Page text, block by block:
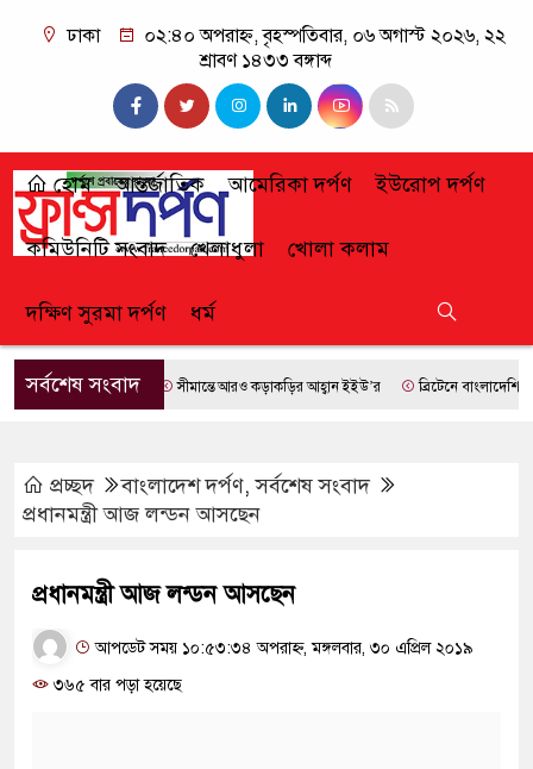
ঢাকা
০২:৪০ অপরাহ্ন, বৃহস্পতিবার, ০৬ অগাস্ট ২০২৬, ২২
শ্রাবণ ১৪৩৩ বঙ্গাব্দ
হোম আন্তর্জাতিক আমেরিকা দর্পণ ইউরোপ দর্পণ
কমিউনিটি সংবাদ খেলাধুলা খোলা কলাম
দক্ষিণ সুরমা দর্পণ ধর্ম
সর্বশেষ সংবাদসীমান্তে আরও কড়াকড়ির আহ্বান ইইউ’র ব্রিটেনে বাংলাদেশি প্রায়
প্রচ্ছদ বাংলাদেশ দর্পণ,সর্বশেষ সংবাদ
প্রধানমন্ত্রী আজ লন্ডন আসছেন
প্রধানমন্ত্রী আজ লন্ডন আসছেন
আপডেট সময় ১০:৫৩:৩৪ অপরাহ্ন, মঙ্গলবার, ৩০ এপ্রিল ২০১৯
৩৬৫ বার পড়া হয়েছে